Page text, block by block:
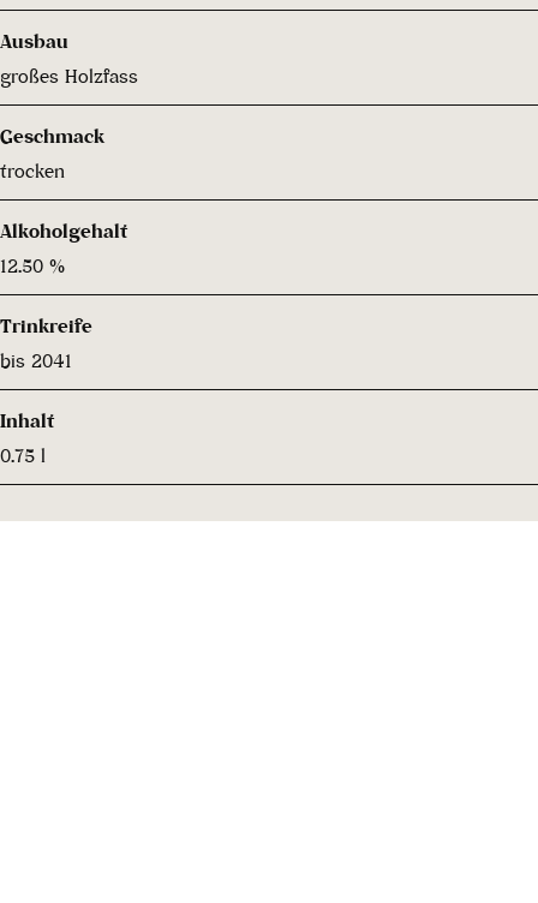
Ausbau
großes Holzfass
Geschmack
trocken
Alkoholgehalt
12.50 %
Trinkreife
bis 2041
Inhalt
0.75 l